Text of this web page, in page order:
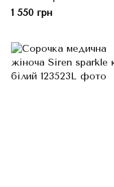
1 550 грн